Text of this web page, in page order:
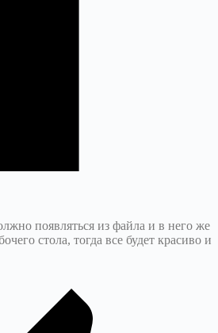
появляться из файла и в него же
стола, тогда все будет красиво и